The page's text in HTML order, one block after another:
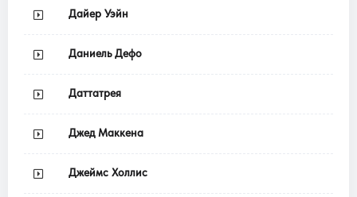
Дайер Уэйн
Даниель Дефо
Даттатрея
Джед Маккена
Джеймс Холлис